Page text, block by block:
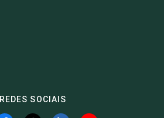
REDES SOCIAIS